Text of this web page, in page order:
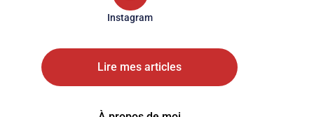
Instagram
Lire mes articles